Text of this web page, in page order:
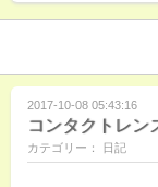
2017-10-08 05:43:16
コンタクトレン
カテゴリー： 日記